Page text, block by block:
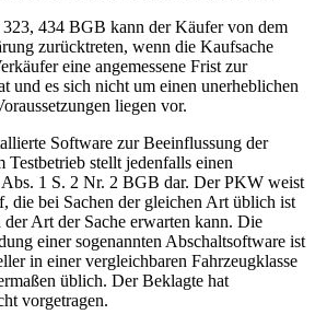
434 BGB kann der Käufer von dem
zurücktreten, wenn die Kaufsache
eine angemessene Frist zur
und es sich nicht um einen unerheblichen
liegen vor.
Software zur Beeinflussung der
Testbetrieb stellt jedenfalls einen
Abs. 1 S. 2 Nr. 2 BGB dar. Der PKW weist
die bei Sachen der gleichen Art üblich ist
Art der Sache erwarten kann. Die
einer sogenannten Abschaltsoftware ist
in einer vergleichbaren Fahrzeugklasse
üblich. Der Beklagte hat
vorgetragen.